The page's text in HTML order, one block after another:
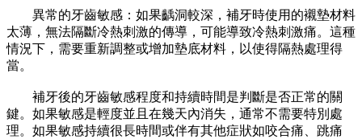
異常的牙齒敏感：如果齲洞較深，補牙時使用的襯墊材料
太薄，無法隔斷冷熱刺激的傳導，可能導致冷熱刺激痛。這種
情況下，需要重新調整或增加墊底材料，以使得隔熱處理得
當。
補牙後的牙齒敏感程度和持續時間是判斷是否正常的關
鍵。如果敏感是輕度並且在幾天內消失，通常不需要特別處
理。如果敏感持續很長時間或伴有其他症狀如咬合痛、跳痛